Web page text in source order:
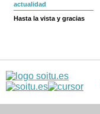
actualidad
Hasta la vista y gracias